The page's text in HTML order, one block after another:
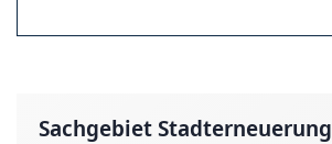
Sachgebiet Stadterneuerung